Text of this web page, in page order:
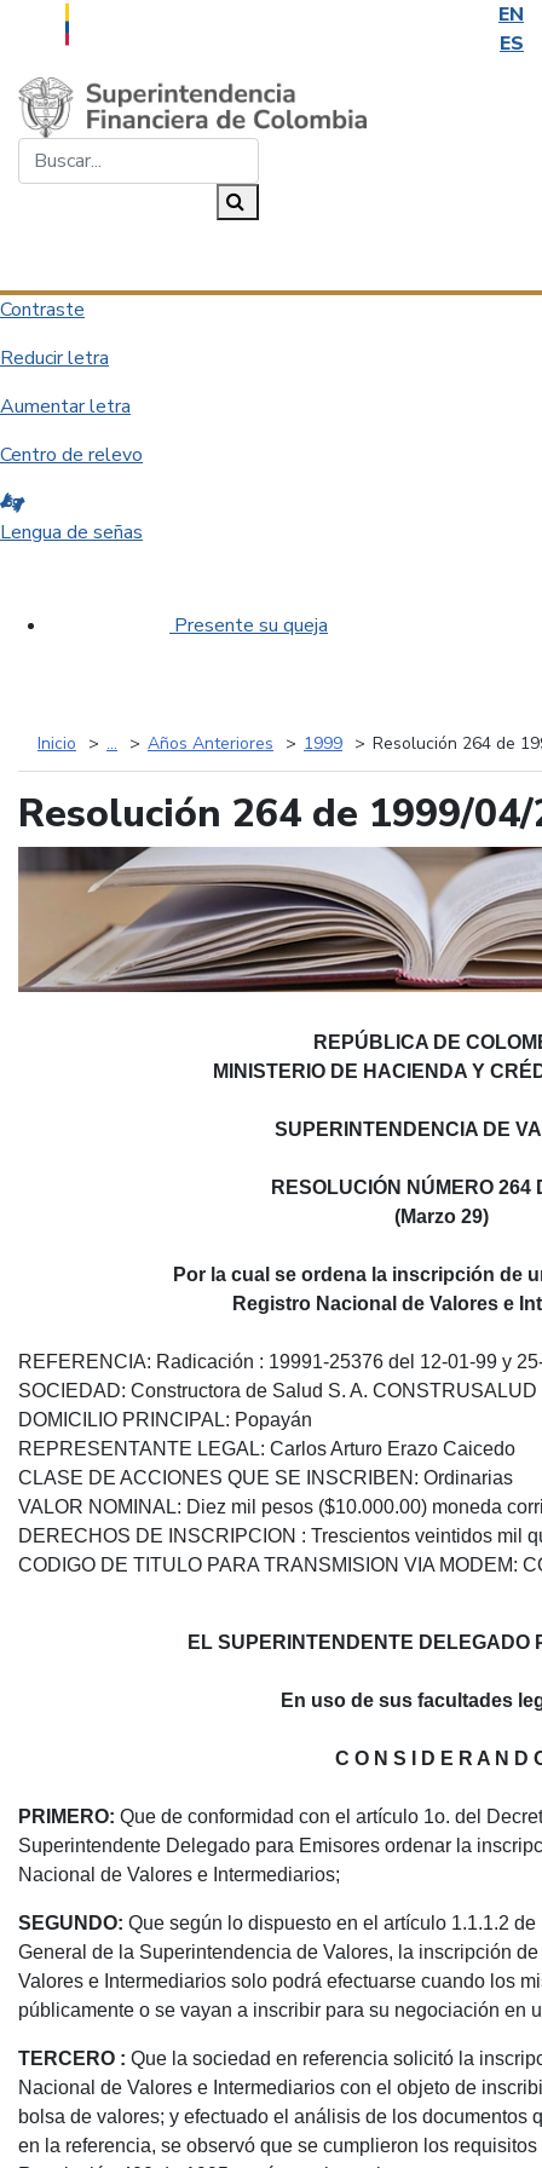
EN
ES
Saltar al contenido principal
Contraste
Reducir letra
Aumentar letra
Centro de relevo
Lengua de señas
Presente su queja
Inicio ... Años Anteriores 1999 Resolución 264 de
Resolución 264 de 1999/
REPÚBLICA DE
MINISTERIO DE HACIENDA Y
SUPERINTENDENCIA DE
RESOLUCIÓN NÚMERO 264
(Marzo 29)
Por la cual se ordena la inscripción de
Registro Nacional de Valores e
REFERENCIA: Radicación : 19991-25376 del 12-01-99 y
SOCIEDAD: Constructora de Salud S. A. CONSTRUSALUD
DOMICILIO PRINCIPAL: Popayán
REPRESENTANTE LEGAL: Carlos Arturo Erazo Caicedo
CLASE DE ACCIONES QUE SE INSCRIBEN: Ordinarias
VALOR NOMINAL: Diez mil pesos ($10.000.00) moneda
DERECHOS DE INSCRIPCION : Trescientos veintidos mil
CODIGO DE TITULO PARA TRANSMISION VIA MODEM:
EL SUPERINTENDENTE DELEGADO
En uso de sus facultades
C O N S I D E R A N D
PRIMERO: Que de conformidad con el artículo 1o. del
Superintendente Delegado para Emisores ordenar la
Nacional de Valores e Intermediarios;
SEGUNDO: Que según lo dispuesto en el artículo 1.1.1.2
General de la Superintendencia de Valores, la inscripción
Valores e Intermediarios solo podrá efectuarse cuando los
públicamente o se vayan a inscribir para su negociación en
TERCERO : Que la sociedad en referencia solicitó la
Nacional de Valores e Intermediarios con el objeto de
bolsa de valores; y efectuado el análisis de los documentos
en la referencia, se observó que se cumplieron los